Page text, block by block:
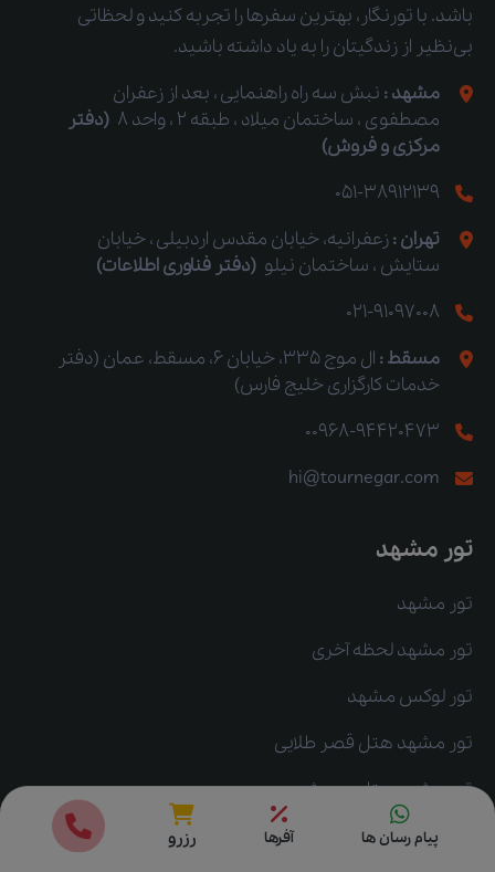
باشد. با تورنگار، بهترین سفرها را تجربه کنید و لحظاتی
بی‌نظیر از زندگیتان را به یاد داشته باشید.
مشهد : نبش سه راه راهنمایی ، بعد از زعفران
مصطفوی ، ساختمان میلاد ، طبقه 2 ، واحد 8
(دفتر
مرکزی و فروش)
051-38912139
تهران :زعفرانیه، خیابان مقدس اردبیلی ، خیابان
ستایش ، ساختمان نیلو (دفتر فناوری اطلاعات)
021-91097008
مسقط :
ال موج 335، خیابان 6، مسقط، عمان (دفتر
خدمات کارگزاری خلیج فارس)
00968-94420473
hi@tournegar.com
تور مشهد
تور مشهد
تور مشهد لحظه آخری
تور لوکس مشهد
تور مشهد هتل قصر طلایی
تور مشهد هتل درویشی
تور مشهد هتل قصر
قیمت ها رزرو
پیام رسان ها آفرها رزرو